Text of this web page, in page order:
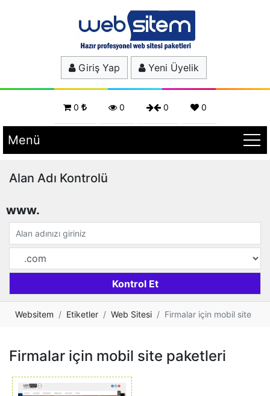
Giriş Yap Yeni Üyelik
0 0 0 0
Menü
Alan Adı Kontrolü
www.
Websitem Etiketler Web Sitesi Firmalar için mobil site
Firmalar için mobil site paketleri